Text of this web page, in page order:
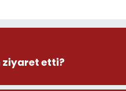
ziyaret etti?